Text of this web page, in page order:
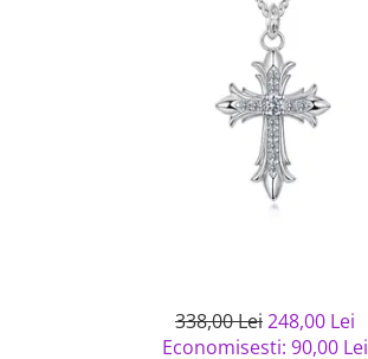
Bijuterii argint cu diverse
Solutii si lavete de curatare
338,00 Lei248,00 Lei
Economisesti: 90,00 Lei